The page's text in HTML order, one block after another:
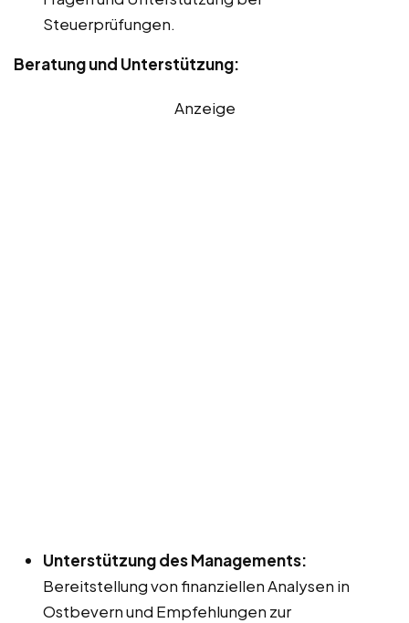
Steuerprüfungen.
Beratung und Unterstützung:
Anzeige
Unterstützung des Managements:
Bereitstellung von finanziellen Analysen in
Ostbevern und Empfehlungen zur